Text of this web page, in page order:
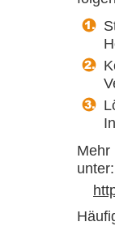
Mehr
unter: